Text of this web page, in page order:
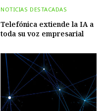
NOTICIAS DESTACADAS
Telefónica extiende la IA a
toda su voz empresarial